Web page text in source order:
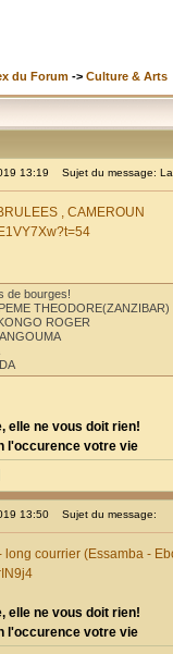
du Forum -> Culture & Arts
13:19 Sujet du message:
, CAMEROUN
de bourges!
THEODORE(ZANZIBAR)
ROGER
elle ne vous doit rien!
l'occurence votre vie
13:50 Sujet du message:
long courrier (Essamba -
elle ne vous doit rien!
l'occurence votre vie